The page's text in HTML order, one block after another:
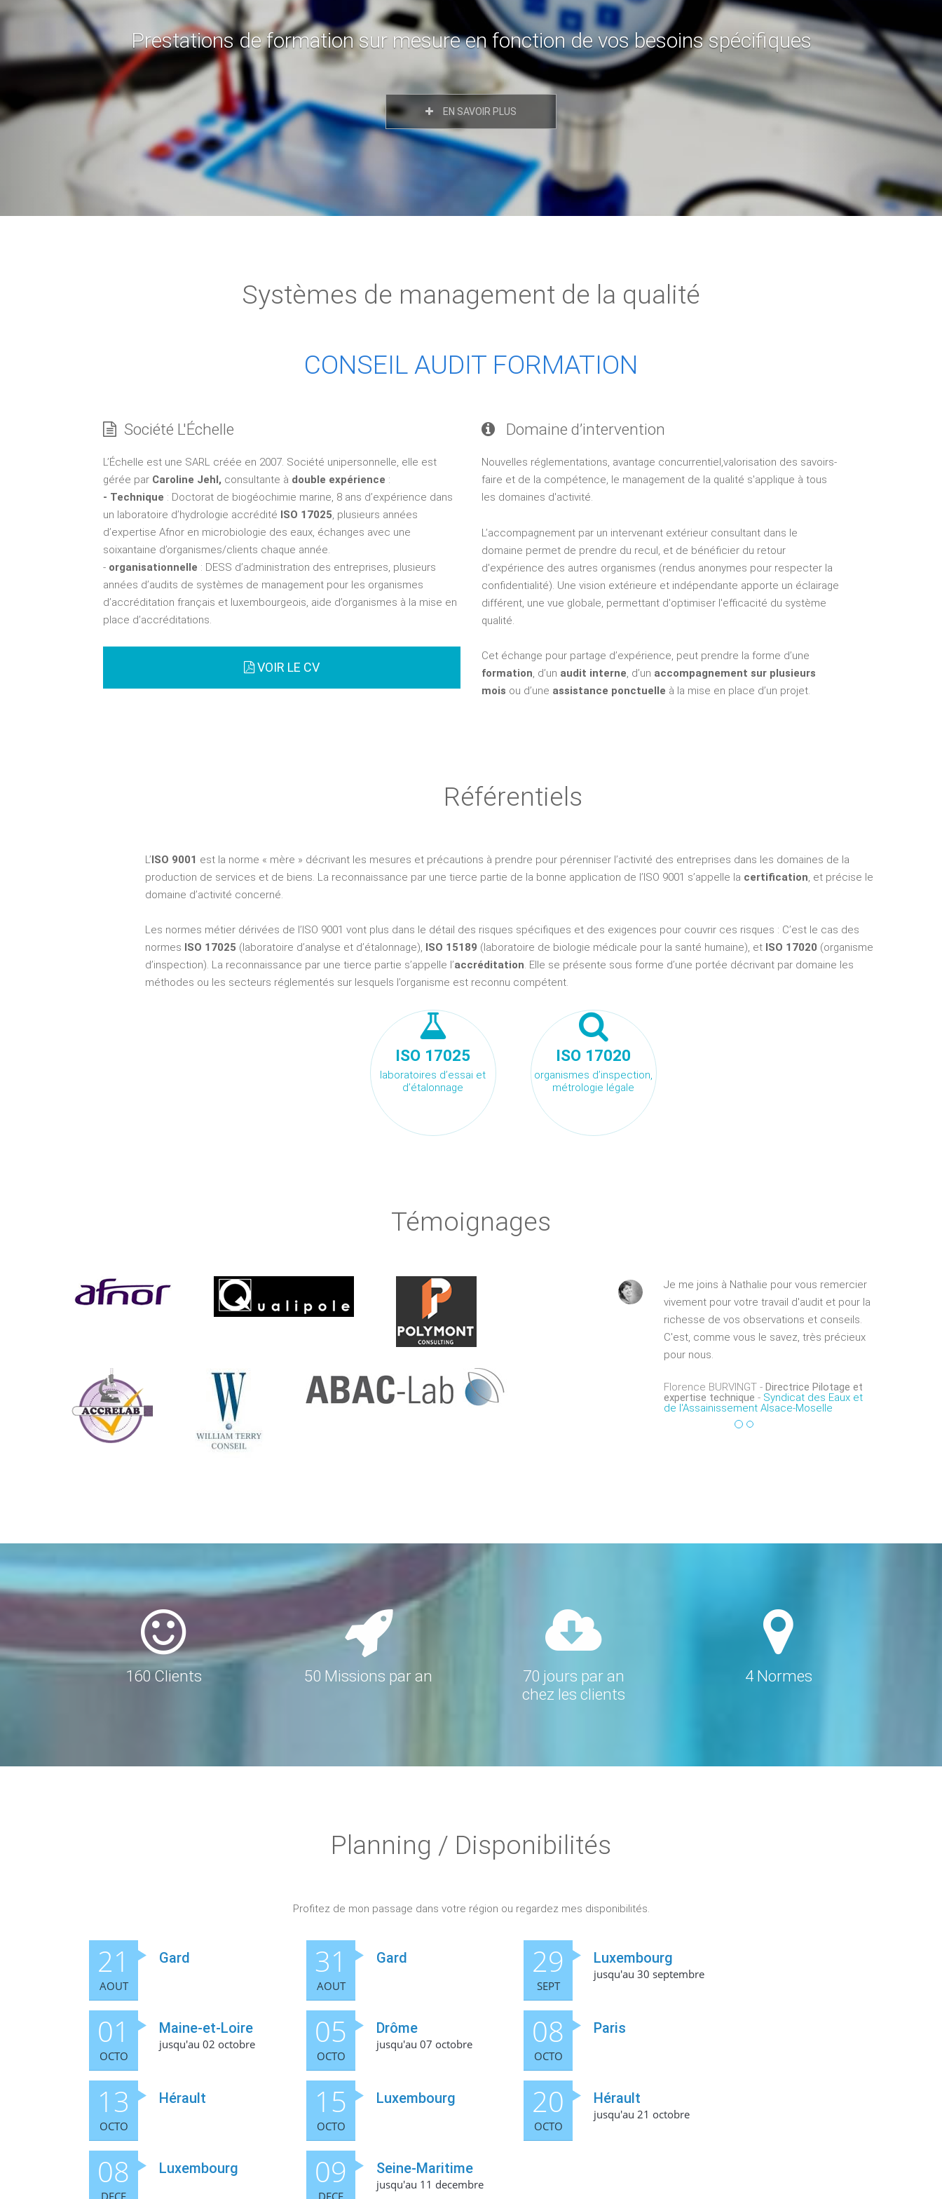
ISO 17025 ISO 17020
Systèmes de management de la qualité
CONSEIL AUDIT FORMATION
Société L'Échelle
L’Échelle est une SARL créée en 2007. Société unipersonnelle, elle est
gérée par Caroline Jehl, consultante à double expérience :
- Technique : Doctorat de biogéochimie marine, 8 ans d’expérience dans
un laboratoire d’hydrologie accrédité ISO 17025, plusieurs années
d’expertise Afnor en microbiologie des eaux, échanges avec une
soixantaine d’organismes/clients chaque année.
- organisationnelle : DESS d’administration des entreprises, plusieurs
années d’audits de systèmes de management pour les organismes
d’accréditation français et luxembourgeois, aide d’organismes à la mise en
place d’accréditations.
VOIR LE CV
Domaine d’intervention
Nouvelles réglementations, avantage concurrentiel,valorisation des savoirs-
faire et de la compétence, le management de la qualité s'applique à tous
les domaines d'activité.
L’accompagnement par un intervenant extérieur consultant dans le
domaine permet de prendre du recul, et de bénéficier du retour
d'expérience des autres organismes (rendus anonymes pour respecter la
confidentialité). Une vision extérieure et indépendante apporte un éclairage
différent, une vue globale, permettant d'optimiser l'efficacité du système
qualité.
Cet échange pour partage d’expérience, peut prendre la forme d’une
formation, d’un audit interne, d’un accompagnement sur plusieurs
mois ou d’une assistance ponctuelle à la mise en place d’un projet.
Référentiels
L’ISO 9001 est la norme « mère » décrivant les mesures et précautions à prendre pour pérenniser l’activité des entreprises dans les domaines de la
production de services et de biens. La reconnaissance par une tierce partie de la bonne application de l’ISO 9001 s’appelle la certification, et précise le
domaine d’activité concerné.
Les normes métier dérivées de l’ISO 9001 vont plus dans le détail des risques spécifiques et des exigences pour couvrir ces risques : C’est le cas des
normes ISO 17025 (laboratoire d’analyse et d’étalonnage), ISO 15189 (laboratoire de biologie médicale pour la santé humaine), et ISO 17020 (organisme
d’inspection). La reconnaissance par une tierce partie s’appelle l’accréditation. Elle se présente sous forme d’une portée décrivant par domaine les
méthodes ou les secteurs réglementés sur lesquels l’organisme est reconnu compétent.
ISO 17025
laboratoires d’essai et
d’étalonnage
ISO 17020
organismes d’inspection,
métrologie légale
Témoignages
Je me joins à Nathalie pour vous remercier
vivement pour votre travail d'audit et pour la
richesse de vos observations et conseils.
C'est, comme vous le savez, très précieux
pour nous.
Florence BURVINGT - Directrice Pilotage et
expertise technique - Syndicat des Eaux et
de l'Assainissement Alsace-Moselle
Je n'ai pas de commentaire non plus
sur le rapport. Je vous remercie pour
votre réactivité ainsi que pour la qualité
de ce rapport (complet et précis).
160 Clients 50 Missions par an
70 jours par an
chez les clients
4 Normes
Planning / Disponibilités
Profitez de mon passage dans votre région ou regardez mes disponibilités.
21
AOUT
Gard 31
AOUT
Gard 29
SEPT
Luxembourg
jusqu'au 30 septembre
01
OCTO
Maine-et-Loire
jusqu'au 02 octobre 05
OCTO
Drôme
jusqu'au 07 octobre 08
OCTO
Paris
13
OCTO
Hérault 15
OCTO
Luxembourg 20
OCTO
Hérault
jusqu'au 21 octobre
08
DECE
Luxembourg 09
DECE
Seine-Maritime
jusqu'au 11 decembre